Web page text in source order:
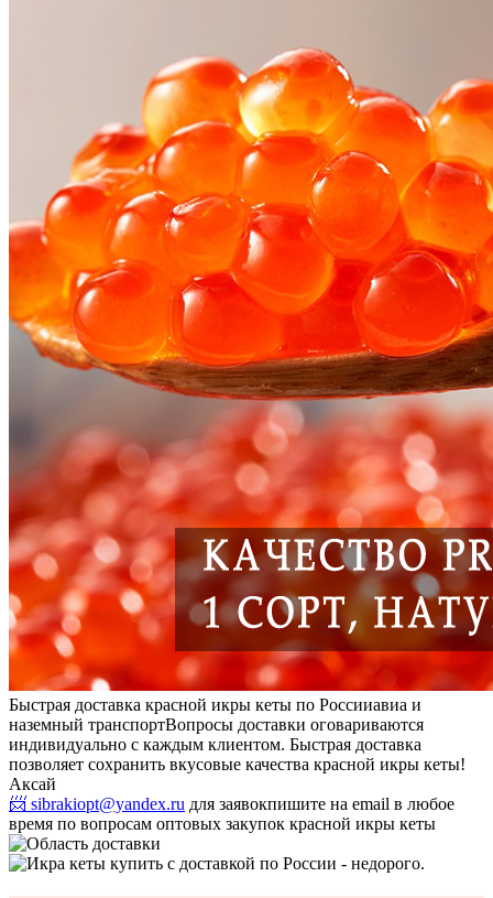
Быстрая доставка красной икры кеты по Россииавиа и
наземный транспортВопросы доставки оговариваются
индивидуально с каждым клиентом. Быстрая доставка
позволяет сохранить вкусовые качества красной икры кеты!
Аксай
📨 sibrakiopt@yandex.ru для заявокпишите на email в любое
время по вопросам оптовых закупок красной икры кеты